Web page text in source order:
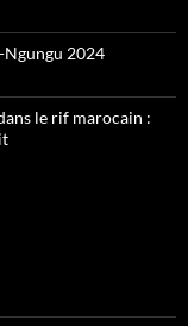
2024
le rif marocain :